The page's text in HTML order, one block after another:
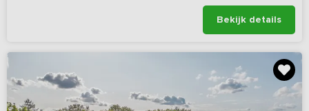
Bekijk details